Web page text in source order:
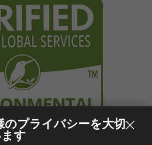
のプライバシーを大切
す